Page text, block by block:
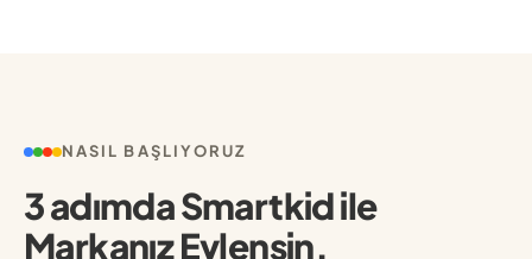
NASIL BAŞLIYORUZ
3 adımda Smartkid ile
Markanız Evlensin.